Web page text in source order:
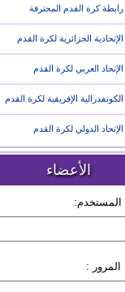
رابطة كرة القدم المحترفة
الإتحادية الجزائرية لكرة القدم
الإتحاد العربي لكرة القدم
الكونفدرالية الإفريقية لكرة القدم
الإتحاد الدولي لكرة القدم
الأعضاء
المرور :